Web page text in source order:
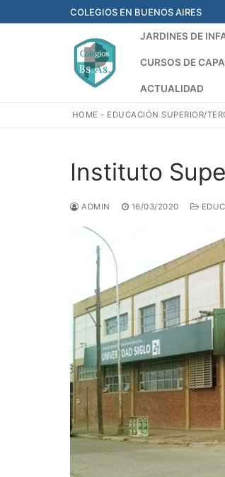
al
COLEGIOS EN BUENOS AIRES
JARDINES DE
CURSOS DE
ACTUALIDAD
HOME - EDUCACIÓN SUPERIOR/
Instituto
ADMIN 16/03/2020